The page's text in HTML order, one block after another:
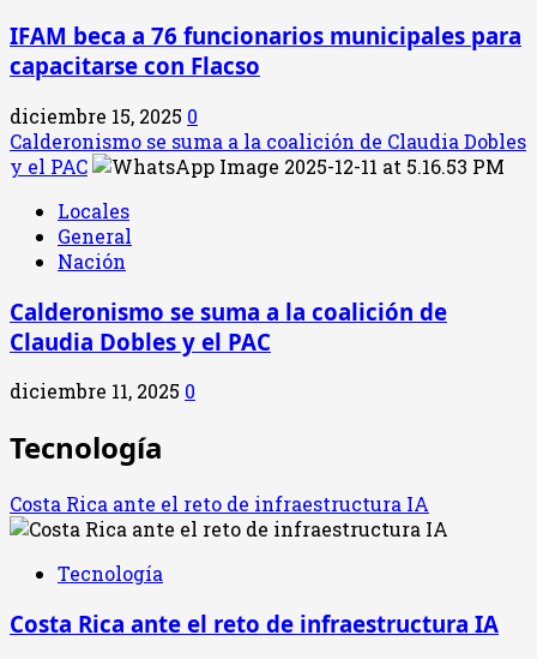
IFAM beca a 76 funcionarios municipales para
capacitarse con Flacso
diciembre 15, 2025 0
Calderonismo se suma a la coalición de Claudia Dobles
y el PAC
Locales
General
Nación
Calderonismo se suma a la coalición de
Claudia Dobles y el PAC
diciembre 11, 2025 0
Tecnología
Costa Rica ante el reto de infraestructura IA
Tecnología
Costa Rica ante el reto de infraestructura IA